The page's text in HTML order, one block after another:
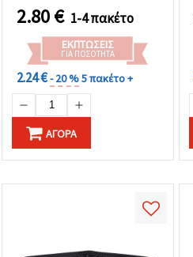
2.80€ 1-4 πακέτο
ΕΚΠΤΏΣΕΙΣ
ΓΙΑ ΠΟΣΌΤΗΤΑ
2.24 €- 20 %5 πακέτο +
ΑΓΟΡΆ